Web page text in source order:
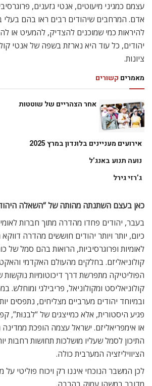
עצמם כמגיני מיעוטים, אנטי גזענים,
אדם. המרחבים שיהודים רבים ראו בהם בעלי
להיראות כמי שמוכנים להצדיק, להמעיט או
יהודים, כל עוד היא נארזת בשפה של אנטי
ציונות.
מאמרים קשורים
אחר הצהריים של שוטטות
אירועים מעניינים בלונדון במרץ 2025
נועה תנוע באנג’ל
ג’רזי גירל
כאן בעצם השתנתה מהותה של “השאלה
בעבר, יהודים פחדו מהדרה מתוך חברות
כיום, יותר ויותר יהודים חוששים מהדרה
לאומיות ופרוגרסיביות, הרואות בהם סמל של
קולוניאליזם. בחלקים מהעולם האקדמי
הפוליטיקה מתפרשת דרך דיכוטומיות
קולוניאליסט ומקולוניאל, פריבילגי ומוחלש.
ובמיוחד יהודים מערביים מצליחים, נתפסים
פגיע היסטורית, אלא כמייצגים של “לבנוּת”,
או אימפריאליזם. ישראל עצמה הופכת
התיכון לסמל שעליו מושלכות תחושות רחבות
הציוויליזציה המערבית כולה.
לכן המשבר הנוכחי איננו רק ויכוח פוליטי על